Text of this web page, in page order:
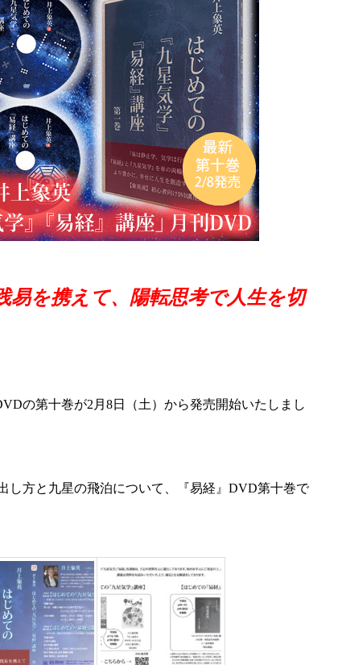
易を携えて、陽転思考で人生を切
の第十巻が2月8日（土）から発売開始いたしまし
し方と九星の飛泊について、『易経』DVD第十巻で